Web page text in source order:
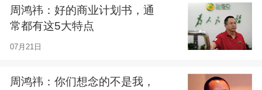
周鸿祎：好的商业计划书，通
常都有这5大特点
07月21日
周鸿祎：你们想念的不是我，